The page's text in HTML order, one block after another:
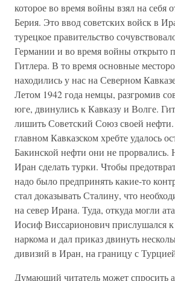
которое во время войны взял на себя
Берия. Это ввод советских войск в
турецкое правительство
Германии и во время войны открыто
Гитлера. В то время основные
находились у нас на Северном
Летом 1942 года немцы, разгромив
юге, двинулись к Кавказу и Волге.
лишить Советский Союз своей
главном Кавказском хребте удалось
Бакинской нефти они не прорвались.
Иран сделать турки. Чтобы
надо было предпринять какие-то
стал доказывать Сталину, что
на север Ирана. Туда, откуда могли
Иосиф Виссарионович прислушался к
наркома и дал приказ двинуть
дивизий в Иран, на границу с
Думающий читатель может спросить